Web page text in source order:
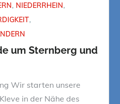
NIEDERRHEIN
um Sternberg und
Wir starten unsere
in der Nähe des